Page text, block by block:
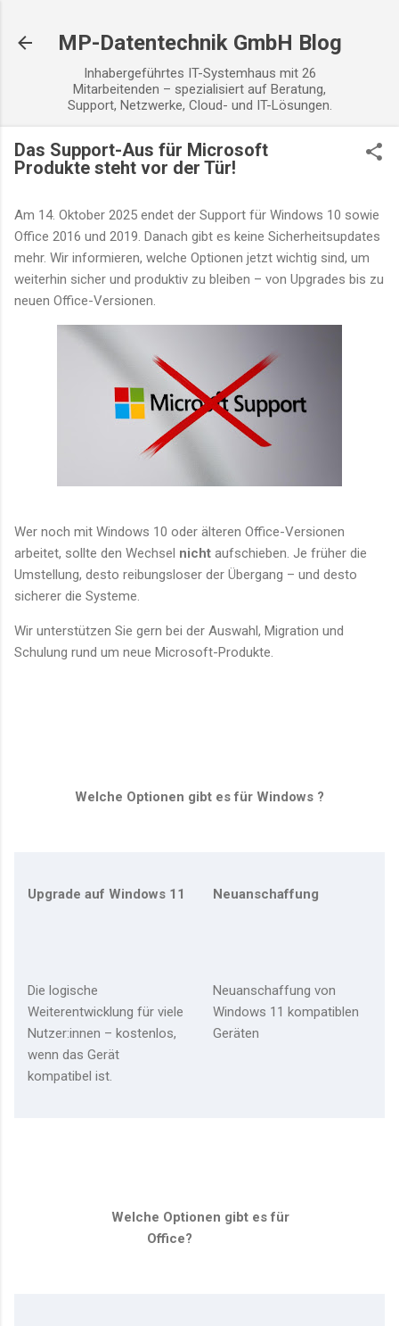
MP-Datentechnik GmbH Blog
Inhabergeführtes IT-Systemhaus mit 26
Mitarbeitenden – spezialisiert auf Beratung,
Support, Netzwerke, Cloud- und IT-Lösungen.
Das Support-Aus für Microsoft
Produkte steht vor der Tür!
Am 14. Oktober 2025 endet der Support für Windows 10 sowie
Office 2016 und 2019. Danach gibt es keine Sicherheitsupdates
mehr. Wir informieren, welche Optionen jetzt wichtig sind, um
weiterhin sicher und produktiv zu bleiben – von Upgrades bis zu
neuen Office-Versionen.
Wer noch mit Windows 10 oder älteren Office-Versionen
arbeitet, sollte den Wechsel nicht aufschieben. Je früher die
Umstellung, desto reibungsloser der Übergang – und desto
sicherer die Systeme.
Wir unterstützen Sie gern bei der Auswahl, Migration und
Schulung rund um neue Microsoft-Produkte.
Welche Optionen gibt es für Windows ?
Upgrade auf Windows 11
Die logische
Weiterentwicklung für viele
Nutzer:innen – kostenlos,
wenn das Gerät
kompatibel ist.
Neuanschaffung
Neuanschaffung von
Windows 11 kompatiblen
Geräten
Welche Optionen gibt es für
Office?